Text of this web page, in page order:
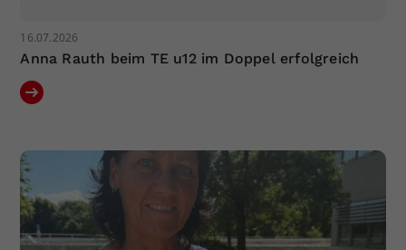
16.07.2026
Anna Rauth beim TE u12 im Doppel erfolgreich